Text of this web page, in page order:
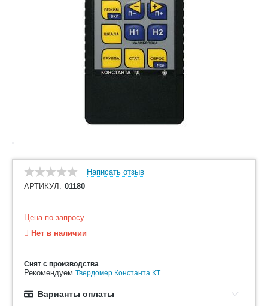
Написать отзыв
АРТИКУЛ: 01180
Цена по запросу
Нет в наличии
Снят с производства
Рекомендуем Твердомер Константа КТ
Варианты оплаты